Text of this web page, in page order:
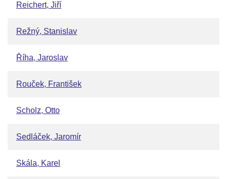
Reichert, Jiří
Režný, Stanislav
Říha, Jaroslav
Rouček, František
Scholz, Otto
Sedláček, Jaromír
Skála, Karel